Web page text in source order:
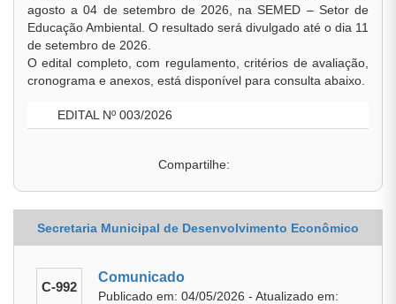
agosto a 04 de setembro de 2026, na SEMED – Setor de
Educação Ambiental. O resultado será divulgado até o dia 11
de setembro de 2026.
O edital completo, com regulamento, critérios de avaliação,
cronograma e anexos, está disponível para consulta abaixo.
EDITAL Nº 003/2026
Compartilhe:
Secretaria Municipal de Desenvolvimento Econômico
C-992
Comunicado
Publicado em: 04/05/2026 - Atualizado em: